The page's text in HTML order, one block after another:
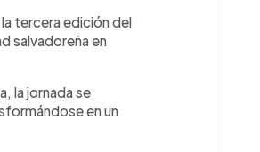
tercera edición del
salvadoreña en
la jornada se
en un